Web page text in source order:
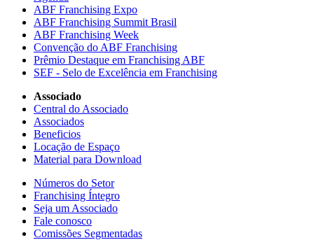
ABF Franchising Expo
ABF Franchising Summit Brasil
ABF Franchising Week
Convenção do ABF Franchising
Prêmio Destaque em Franchising ABF
SEF - Selo de Excelência em Franchising
Associado
Central do Associado
Associados
Beneficios
Locação de Espaço
Material para Download
Números do Setor
Franchising Íntegro
Seja um Associado
Fale conosco
Comissões Segmentadas